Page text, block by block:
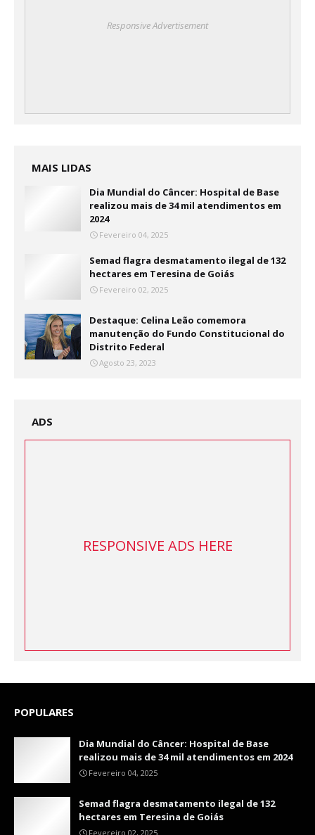
Responsive Advertisement
MAIS LIDAS
Dia Mundial do Câncer: Hospital de Base
realizou mais de 34 mil atendimentos em
2024
Fevereiro 04, 2025
Semad flagra desmatamento ilegal de 132
hectares em Teresina de Goiás
Fevereiro 02, 2025
Destaque: Celina Leão comemora
manutenção do Fundo Constitucional do
Distrito Federal
Agosto 23, 2023
ADS
RESPONSIVE ADS HERE
POPULARES
Dia Mundial do Câncer: Hospital de Base
realizou mais de 34 mil atendimentos em 2024
Fevereiro 04, 2025
Semad flagra desmatamento ilegal de 132
hectares em Teresina de Goiás
Fevereiro 02, 2025